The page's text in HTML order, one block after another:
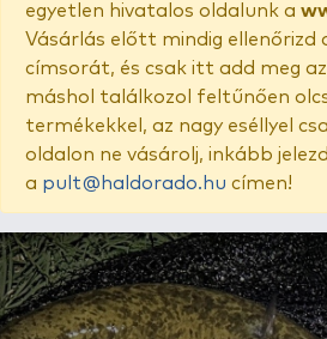
egyetlen hivatalos oldalunk a
Vásárlás előtt mindig ellenőrizd
címsorát, és csak itt add meg
máshol találkozol feltűnően
termékekkel, az nagy eséllyel
oldalon ne vásárolj, inkább
a pult@haldorado.hu címen!